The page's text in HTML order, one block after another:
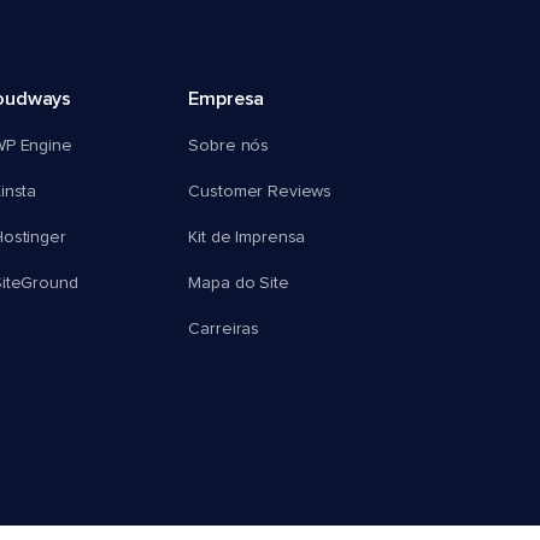
Engine
Empresa
Sobre nós
Customer Reviews
Kit de Imprensa
Mapa do Site
Carreiras